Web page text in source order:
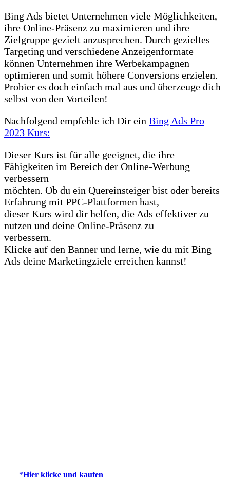
Bing Ads bietet Unternehmen viele Möglichkeiten,
ihre Online-Präsenz zu maximieren und ihre
Zielgruppe gezielt anzusprechen. Durch gezieltes
Targeting und verschiedene Anzeigenformate
können Unternehmen ihre Werbekampagnen
optimieren und somit höhere Conversions erzielen.
Probier es doch einfach mal aus und überzeuge dich
selbst von den Vorteilen!
Nachfolgend empfehle ich Dir ein Bing Ads Pro
2023 Kurs:
Dieser Kurs ist für alle geeignet, die ihre
Fähigkeiten im Bereich der Online-Werbung
verbessern
möchten. Ob du ein Quereinsteiger bist oder bereits
Erfahrung mit PPC-Plattformen hast,
dieser Kurs wird dir helfen, die Ads effektiver zu
nutzen und deine Online-Präsenz zu
verbessern.
Klicke auf den Banner und lerne, wie du mit Bing
Ads deine Marketingziele erreichen kannst!
*Hier klicke und kaufen